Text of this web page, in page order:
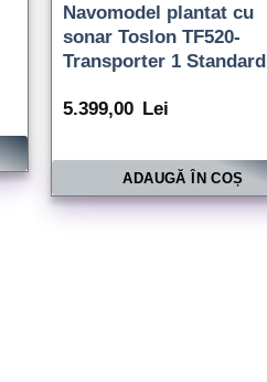
Navomodel plantat cu
sonar Toslon TF520-
Transporter 1 Standard
5.399,00 Lei
ADAUGĂ ÎN COȘ